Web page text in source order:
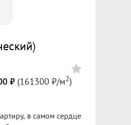
)
₽ (161300 ₽/м2)
в самом сердце